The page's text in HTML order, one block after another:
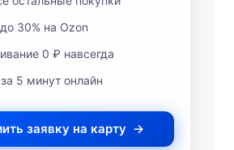
30% на Ozon
0 ₽ навсегда
5 минут онлайн
заявку на карту